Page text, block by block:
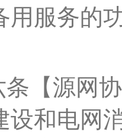
用服务的
条 【源网
设和电网